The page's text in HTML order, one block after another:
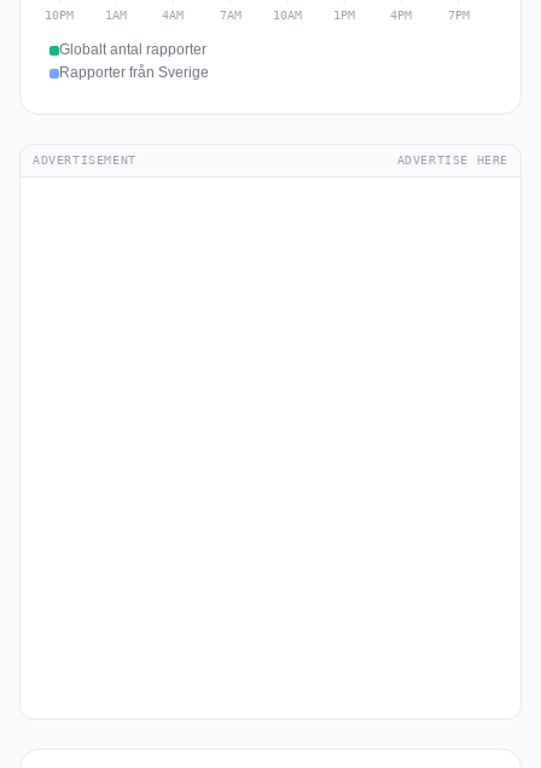
Globalt antal rapporter
Rapporter från Sverige
ADVERTISEMENT ADVERTISE HERE